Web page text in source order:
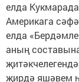
елда
Америкага
елда
аның
җирдә яшәвем